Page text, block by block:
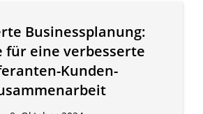
Businessplanung:
für eine verbesserte
Kunden-